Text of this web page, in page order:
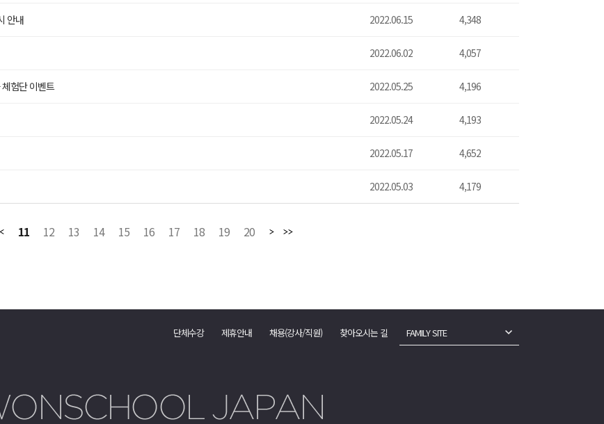
안내 2022.06.15 4,348
2022.06.02 4,057
험단 이벤트 2022.05.25 4,196
2022.05.24 4,193
2022.05.17 4,652
2022.05.03 4,179
11 12 13 14 15 16 17 18 19 20
단체수강 제휴안내 채용(강사/직원) 찾아오시는 길 FAMILY SITE